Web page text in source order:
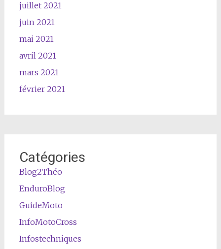
juillet 2021
juin 2021
mai 2021
avril 2021
mars 2021
février 2021
Catégories
Blog2Théo
EnduroBlog
GuideMoto
InfoMotoCross
Infostechniques